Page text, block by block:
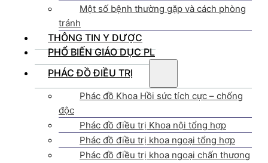
Một số bệnh thường gặp và cách phòng
tránh
THÔNG TIN Y DƯỢC
PHỔ BIẾN GIÁO DỤC PL
PHÁC ĐỒ ĐIỀU TRỊ
Phác đồ Khoa Hồi sức tích cực – chống
độc
Phác đồ điều trị Khoa nội tổng hợp
Phác đồ điều trị khoa ngoại tổng hợp
Phác đồ điều trị khoa ngoại chấn thương